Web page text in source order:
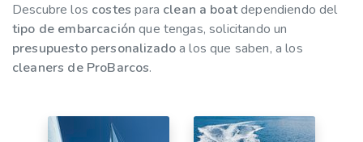
Descubre los costes para clean a boatdependiendo del
tipo de embarcación que tengas, solicitando un
presupuesto personalizadoa los que saben, a los
cleaners de ProBarcos.